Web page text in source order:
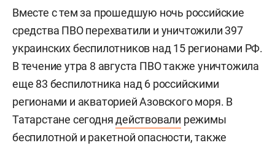
Вместе с тем за прошедшую ночь российские
средства ПВО перехватили и уничтожили 397
украинских беспилотников над 15 регионами РФ.
В течение утра 8 августа ПВО также уничтожила
еще 83 беспилотника над 6 российскими
регионами и акваторией Азовского моря. В
Татарстане сегоднядействовали режимы
беспилотной и ракетной опасности, также